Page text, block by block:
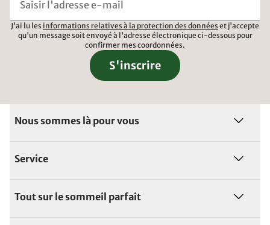
J'ai lu les informations relatives à la protection des données et j'accepte
qu'un message soit envoyé à l'adresse électronique ci-dessous pour
confirmer mes coordonnées.
S'inscrire
Nous sommes là pour vous
Service
Tout sur le sommeil parfait